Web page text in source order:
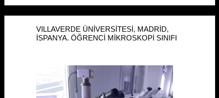
VILLAVERDE ÜNİVERSİTESİ, MADRİD,
İSPANYA. ÖĞRENCİ MİKROSKOPİ SINIFI
VILLAVERDE ÜNİVERSİTESİ, MADRİD,
İSPANYA. ÖĞRENCİ MİKROSKOPİ SINIFI